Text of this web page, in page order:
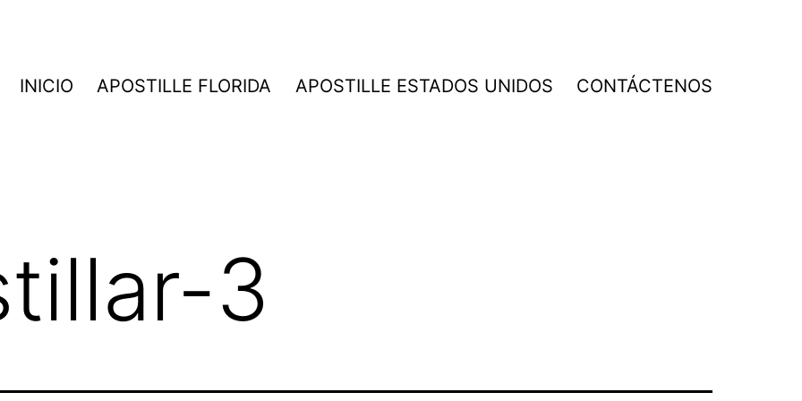
INICIO APOSTILLE FLORIDA APOSTILLE ESTADOS UNIDOS CONTÁCTENOS
3